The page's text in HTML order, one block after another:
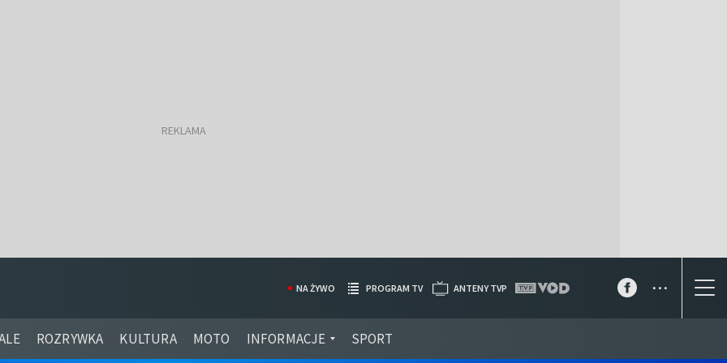
ROZRYWKA KULTURA MOTO INFORMACJE SPORT
NA ŻYWO PROGRAM TV ANTENY TVP ...